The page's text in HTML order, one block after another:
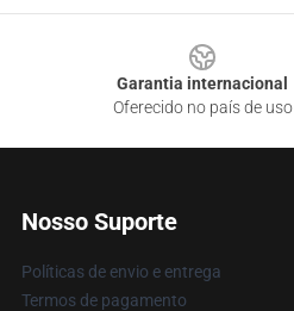
Garantia internacional
Oferecido no país de uso
Nosso Suporte
Políticas de envio e entrega
Termos de pagamento